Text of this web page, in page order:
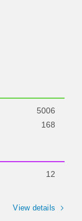
5006
168
12
View details